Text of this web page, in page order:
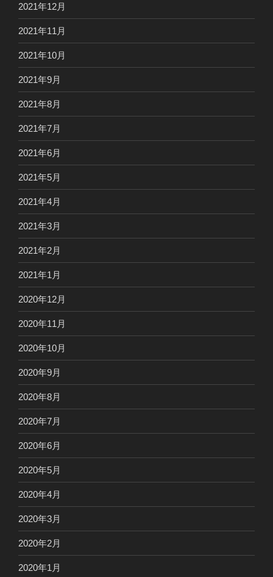
2021年12月
2021年11月
2021年10月
2021年9月
2021年8月
2021年7月
2021年6月
2021年5月
2021年4月
2021年3月
2021年2月
2021年1月
2020年12月
2020年11月
2020年10月
2020年9月
2020年8月
2020年7月
2020年6月
2020年5月
2020年4月
2020年3月
2020年2月
2020年1月